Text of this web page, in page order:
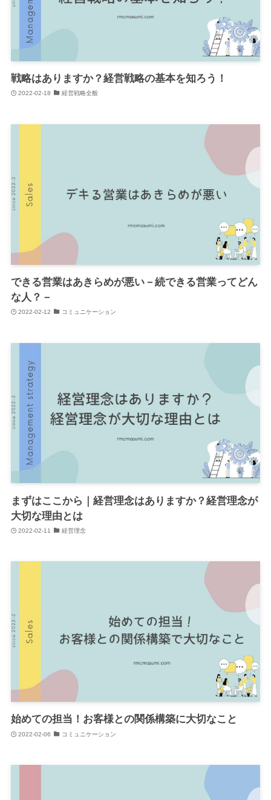
戦略はありますか？経営戦略の基本を知ろう！
2022-02-18 経営戦略全般
できる営業はあきらめが悪い－続できる営業ってどん
な人？－
2022-02-12 コミュニケーション
まずはここから｜経営理念はありますか？経営理念が
大切な理由とは
2022-02-11 経営理念
始めての担当！お客様との関係構築に大切なこと
2022-02-06 コミュニケーション